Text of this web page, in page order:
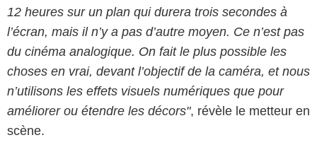
12 heures sur un plan qui durera trois secondes à
l’écran, mais il n’y a pas d’autre moyen. Ce n’est pas
du cinéma analogique. On fait le plus possible les
choses en vrai, devant l’objectif de la caméra, et nous
n’utilisons les effets visuels numériques que pour
améliorer ou étendre les décors", révèle le metteur en
scène.